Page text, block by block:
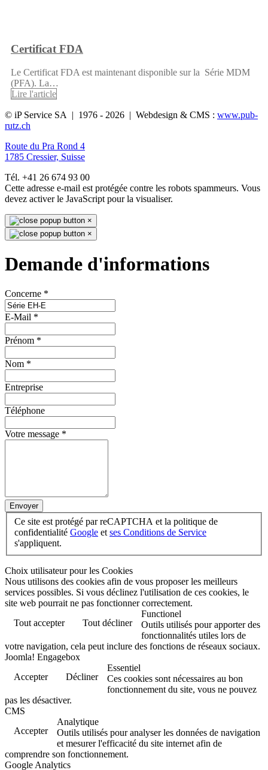
Certificat FDA
Le Certificat FDA est maintenant disponible sur la Série MDM
(PFA). La…
Lire l'article
© iP Service SA | 1976 - 2026 | Webdesign & CMS : www.pub-
rutz.ch
Route du Pra Rond 4
1785 Cressier, Suisse
Tél. +41 26 674 93 00
Cette adresse e-mail est protégée contre les robots spammeurs. Vous
devez activer le JavaScript pour la visualiser.
×
×
Demande d'informations
Concerne *
E-Mail *
Prénom *
Nom *
Entreprise
Téléphone
Votre message *
Envoyer
Ce site est protégé par reCAPTCHA et la politique de
confidentialité Google etses Conditions de Service
s'appliquent.
Choix utilisateur pour les Cookies
Nous utilisons des cookies afin de vous proposer les meilleurs
services possibles. Si vous déclinez l'utilisation de ces cookies, le
site web pourrait ne pas fonctionner correctement.
Tout accepter
Tout décliner
Functionel
Outils utilisés pour apporter des
fonctionnalités utiles lors de
votre navigation, cela peut inclure des fonctions de réseaux sociaux.
Joomla! Engagebox
Accepter
Décliner
Essentiel
Ces cookies sont nécessaires au bon
fonctionnement du site, vous ne pouvez
pas les désactiver.
CMS
Accepter
Analytique
Outils utilisés pour analyser les données de navigation
et mesurer l'efficacité du site internet afin de
comprendre son fonctionnement.
Google Analytics